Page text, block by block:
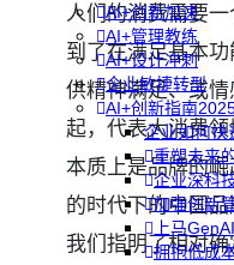
AI+创新加速
AI+管理教练
AI+设计冲刺
企业敏捷转型
AI+创新指南
企业如何快
重塑未来
企业深科
加强创新
上马
拥抱低成
人们的消费需要
到了在满足基本
供精神满足、或
起，代表大消费领
本质上是品牌的
的时代下的中国
我们指明了相对